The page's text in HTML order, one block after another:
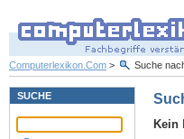
Computerlexikon.Com > Suche
Kein
SUCHE